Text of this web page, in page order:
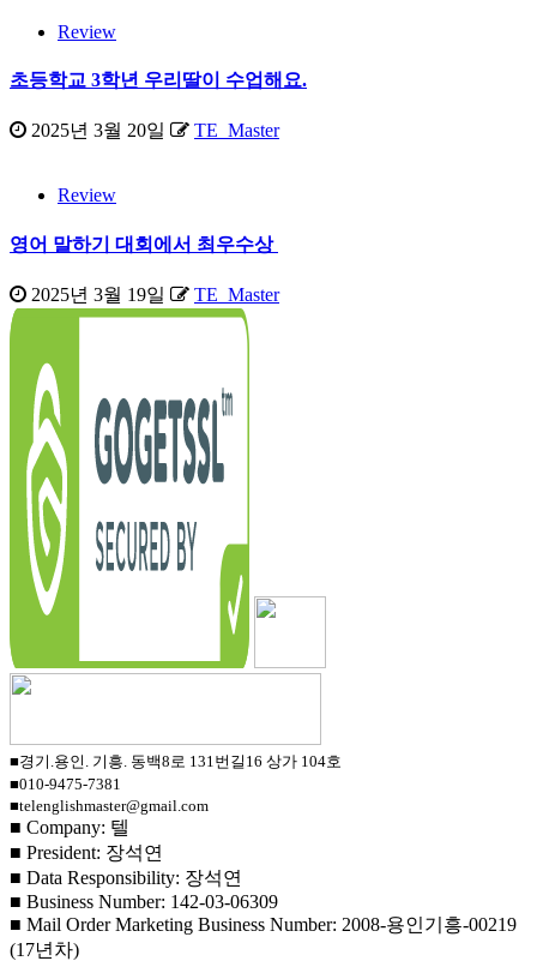
Review
초등학교 3학년 우리딸이 수업해요.
2025년 3월 20일 TE_Master
Review
영어 말하기 대회에서 최우수상
2025년 3월 19일 TE_Master
■경기.용인. 기흥. 동백8로 131번길16 상가 104호
■010-9475-7381
■telenglishmaster@gmail.com
■ Company: 텔
■ President: 장석연
■ Data Responsibility: 장석연
■ Business Number: 142-03-06309
■ Mail Order Marketing Business Number: 2008-용인기흥-00219
(17년차)